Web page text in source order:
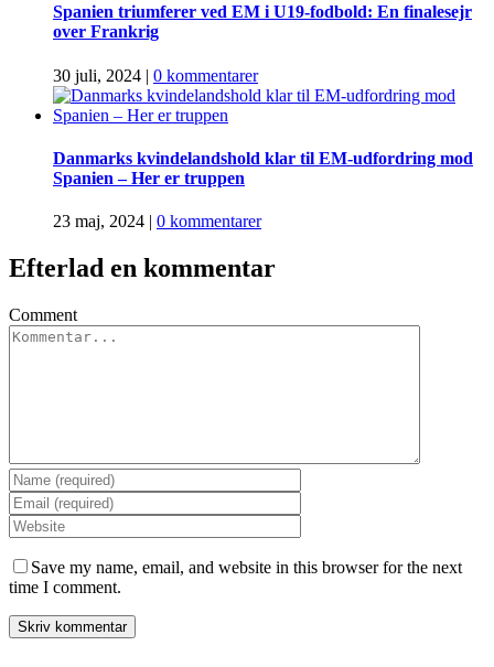
Spanien triumferer ved EM i U19-fodbold: En finalesejr
over Frankrig
30 juli, 2024 | 0 kommentarer
Danmarks kvindelandshold klar til EM-udfordring mod
Spanien – Her er truppen
23 maj, 2024 | 0 kommentarer
Efterlad en kommentar
Comment
Save my name, email, and website in this browser for the next
time I comment.